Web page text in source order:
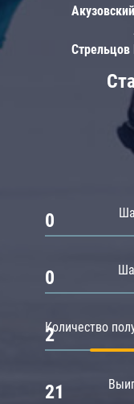
0
0
Количество
2
21
Стрельцов